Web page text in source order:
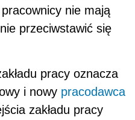
nie mają
przeciwstawić się
pracy oznacza
i nowy pracodawca
zakładu pracy